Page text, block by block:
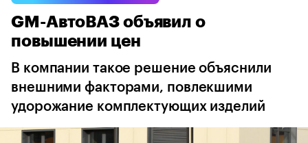
Volga Esteo Geely
GM-АвтоВАЗ объявил о
повышении цен
В компании такое решение объяснили
внешними факторами, повлекшими
удорожание комплектующих изделий